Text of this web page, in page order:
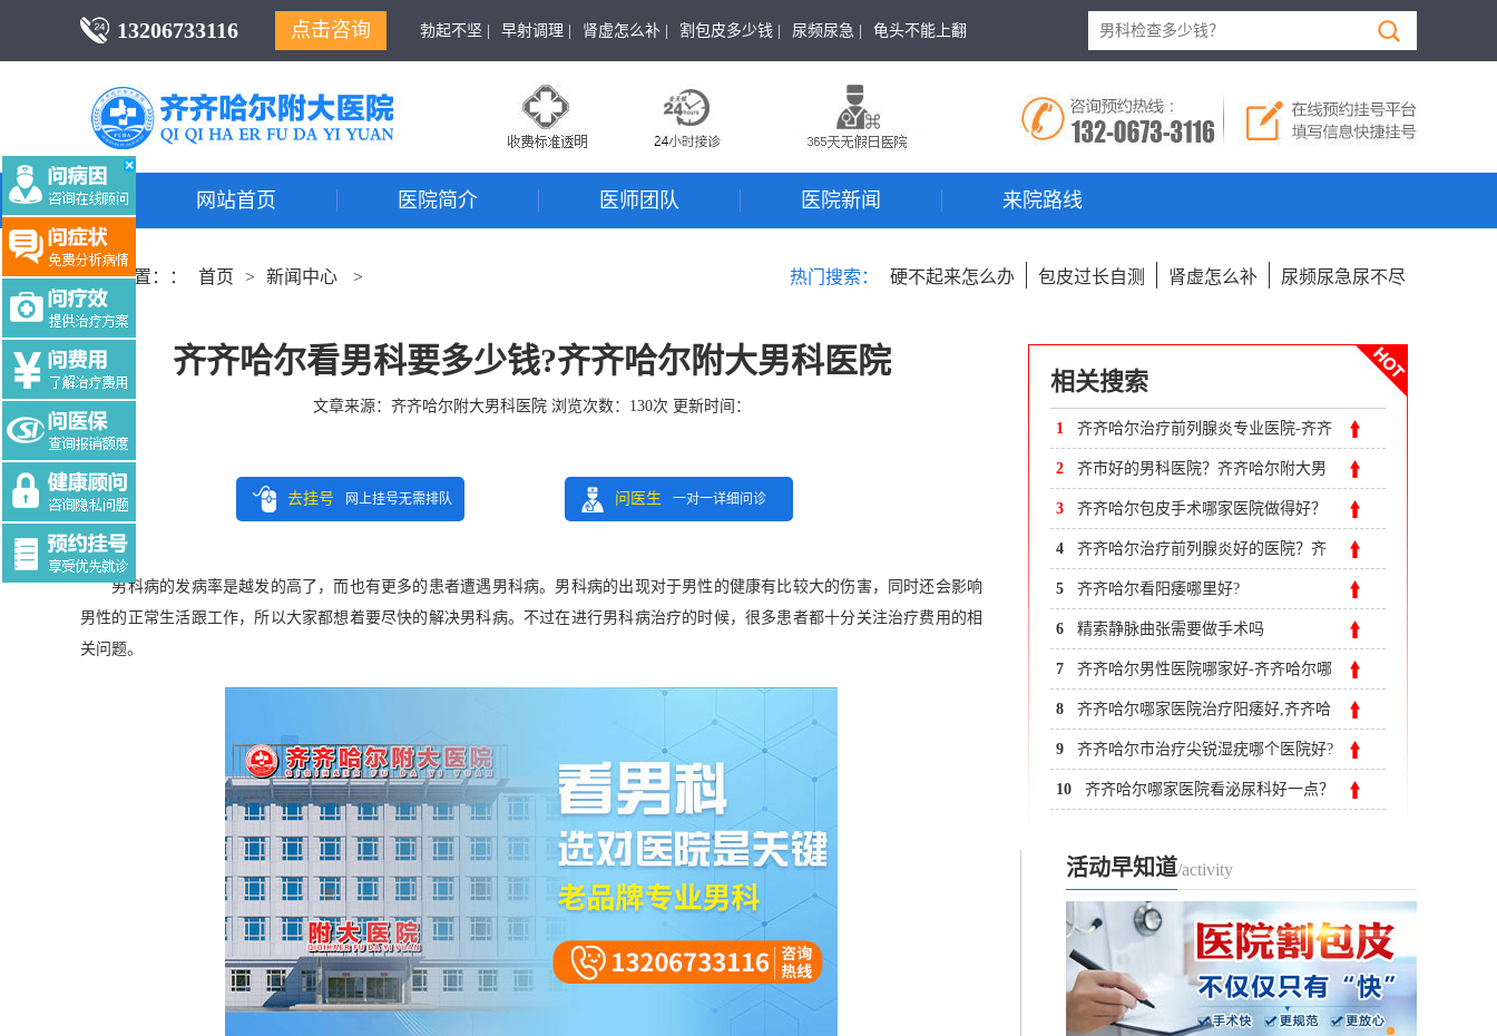
13206733116 点击咨询 勃起不坚 | 早射调理 | 肾虚怎么补 | 割包皮多少钱 | 尿频尿急 | 龟头不能上翻
网站首页 医院简介 医师团队 医院新闻 来院路线
当前位置：： 首页 > 新闻中心 > 热门搜索： 硬不起来怎么办 包皮过长自测 肾虚怎么补 尿频尿急尿不尽
齐齐哈尔看男科要多少钱?齐齐哈尔附大男科医院
文章来源： 齐齐哈尔附大男科医院浏览次数： 130次 更新时间：
去挂号 网上挂号无需排队 问医生 一对一详细问诊
Tag:$tag
男科病的发病率是越发的高了，而也有更多的患者遭遇男科病。男科病的出现对于男性的健康有比较大的伤害，同时还会影响
男性的正常生活跟工作，所以大家都想着要尽快的解决男科病。不过在进行男科病治疗的时候，很多患者都十分关注治疗费用的相
关问题。
相关搜索
1 齐齐哈尔治疗前列腺炎专业医院-齐齐
哈尔附大男科医院看男科专业
2 齐市好的男科医院？齐齐哈尔附大男
科医院
3 齐齐哈尔包皮手术哪家医院做得好？
齐齐哈尔割包皮费用
4 齐齐哈尔治疗前列腺炎好的医院？齐
市附大医院男科
5 齐齐哈尔看阳痿哪里好?
6 精索静脉曲张需要做手术吗
7 齐齐哈尔男性医院哪家好-齐齐哈尔哪
里治疗前列腺好
8 齐齐哈尔哪家医院治疗阳痿好,齐齐哈
尔好的男科医院
9 齐齐哈尔市治疗尖锐湿疣哪个医院好?
齐齐哈尔附大男科医院
10 齐齐哈尔哪家医院看泌尿科好一点？
活动早知道/activity